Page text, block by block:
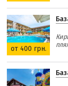
от 400 грн.